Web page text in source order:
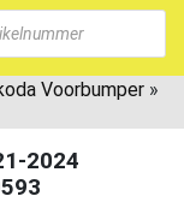
Voorbumper »
2024